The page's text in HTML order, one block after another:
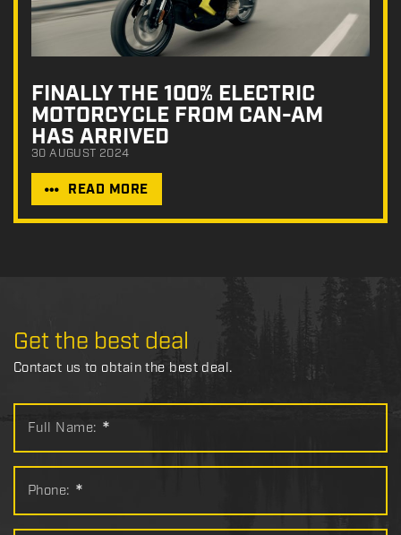
FINALLY THE 100% ELECTRIC
MOTORCYCLE FROM CAN-AM
HAS ARRIVED
30 AUGUST 2024
READ MORE
Get the best deal
Contact us to obtain the best deal.
Full Name: *
Phone: *